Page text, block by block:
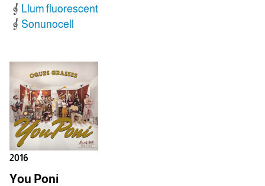
Llum fluorescent
Sonunocell
2016
You Poni